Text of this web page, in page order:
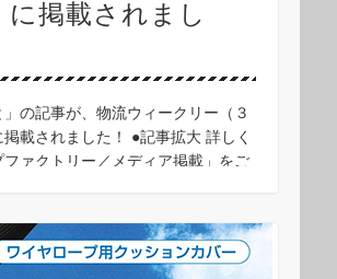
に掲載されまし
」の記事が、物流ウィークリー（３
掲載されました！ ●記事拡大 詳しく
ファクトリー／メディア掲載」をご